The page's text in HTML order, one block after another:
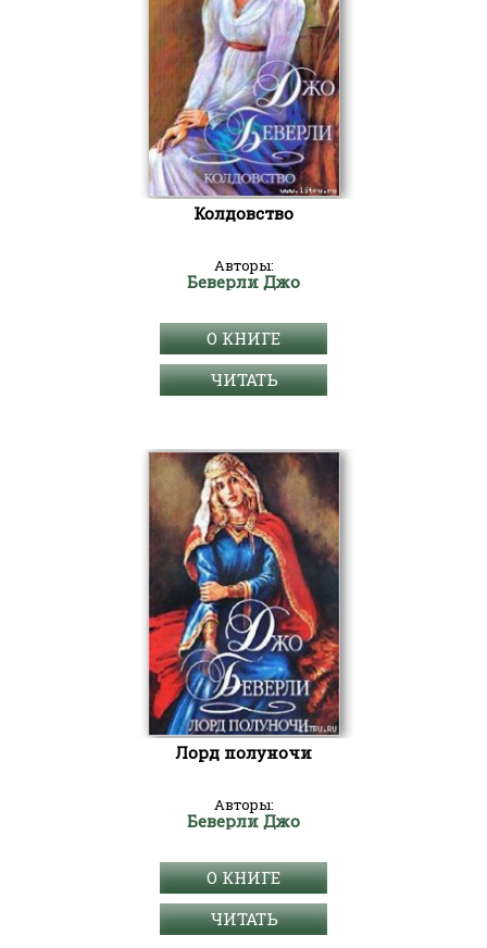
Колдовство
Авторы:
Беверли Джо
О КНИГЕ
ЧИТАТЬ
Лорд полуночи
Авторы:
Беверли Джо
О КНИГЕ
ЧИТАТЬ